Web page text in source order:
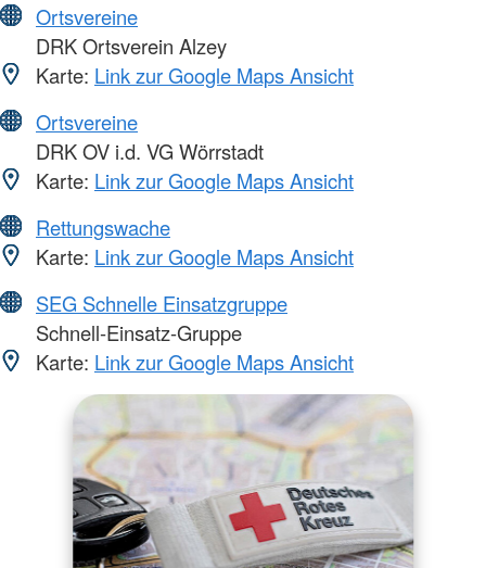
Ortsvereine
DRK Ortsverein Alzey
Karte: Link zur Google Maps Ansicht
Ortsvereine
DRK OV i.d. VG Wörrstadt
Karte: Link zur Google Maps Ansicht
Rettungswache
Karte: Link zur Google Maps Ansicht
SEG Schnelle Einsatzgruppe
Schnell-Einsatz-Gruppe
Karte: Link zur Google Maps Ansicht